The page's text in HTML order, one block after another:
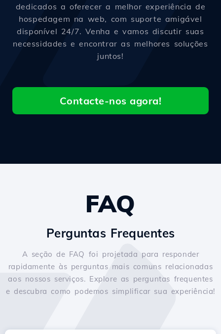
dedicados a oferecer a melhor experiência de
hospedagem na web, com suporte amigável
disponível 24/7. Venha e vamos discutir suas
necessidades e encontrar as melhores soluções
juntos!
Contacte-nos agora!
FAQ
Perguntas Frequentes
A seção de FAQ foi projetada para responder
rapidamente às perguntas mais comuns relacionadas
aos nossos serviços. Explore as perguntas frequentes
e descubra como podemos simplificar sua experiência!